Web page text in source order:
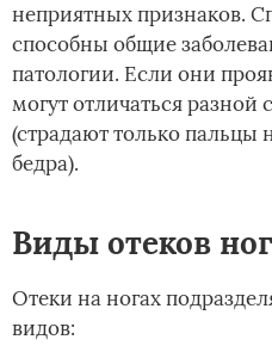
неприятных признаков.
способны общие
патологии. Если они
могут отличаться
(страдают только пальцы
бедра).
Виды отеков ног
Отеки на ногах
видов: